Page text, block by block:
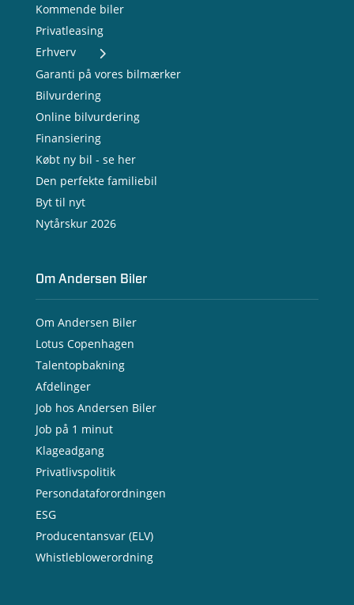
Kommende biler
Privatleasing
Erhverv
- Nye varebiler
- Brugte varebiler
- Erhvervsleasing
- Testkørsel
- Serviceaftale
- Opladning
Garanti på vores bilmærker
Bilvurdering
Online bilvurdering
Finansiering
Købt ny bil - se her
Den perfekte familiebil
Byt til nyt
Nytårskur 2026
Om Andersen Biler
Om Andersen Biler
Lotus Copenhagen
Talentopbakning
Afdelinger
Job hos Andersen Biler
Job på 1 minut
Klageadgang
Privatlivspolitik
Persondataforordningen
ESG
Producentansvar (ELV)
Whistleblowerordning